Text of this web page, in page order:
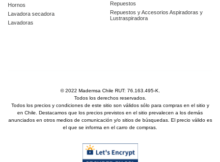
Hornos
Lavadora secadora
Lavadoras
Repuestos
Repuestos y Accesorios Aspiradoras y
Lustraspiradora
© 2022 Mademsa Chile RUT: 76.163.495-K.
Todos los derechos reservados.
Todos los precios y condiciones de este sitio son válidos sólo para compras en el sitio y
en Chile. Destacamos que los precios previstos en el sitio prevalecen a los demás
anunciados en otros medios de comunicación y/o sitios de búsquedas. El precio válido es
el que se informa en el carro de compras.